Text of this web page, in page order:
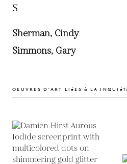
S
Sherman, Cindy
Simmons, Gary
OEUVRES D’ART LIéES à LA